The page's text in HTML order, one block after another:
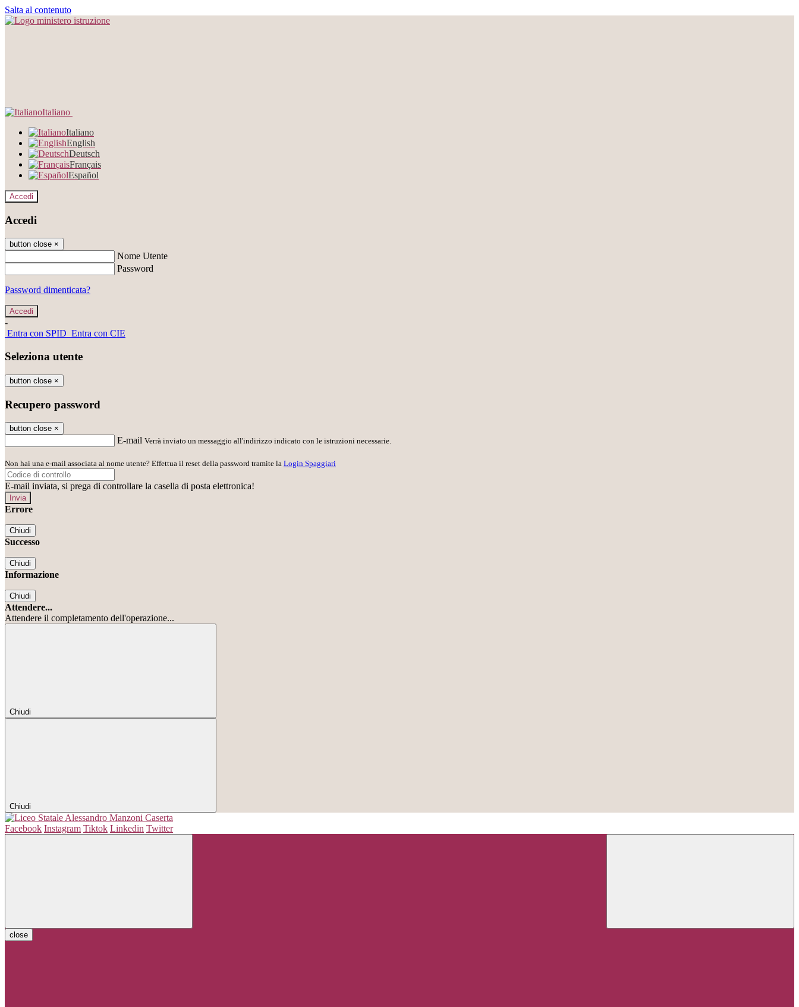
Salta al contenuto
Italiano
Italiano
English
Deutsch
Français
Español
Accedi
Accedi
button close ×
Nome Utente
Password
Password dimenticata?
-
Entra con SPID Entra con CIE
Seleziona utente
button close ×
Recupero password
button close ×
E-mail Verrà inviato un messaggio all'indirizzo indicato con le istruzioni necessarie.
Non hai una e-mail associata al nome utente? Effettua il reset della password tramite la Login Spaggiari
E-mail inviata, si prega di controllare la casella di posta elettronica!
Errore
Chiudi
Successo
Chiudi
Informazione
Chiudi
Attendere...
Attendere il completamento dell'operazione...
Chiudi
Chiudi
Facebook Instagram Tiktok Linkedin Twitter
close